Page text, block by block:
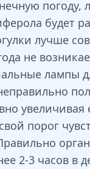
погоду,
будет
лучше
не
лампы
порог
3 часов в